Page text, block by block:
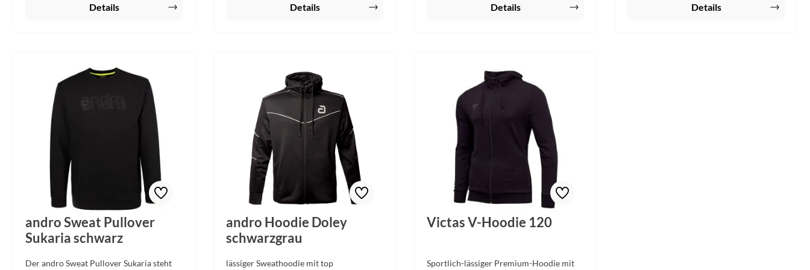
Details
und FreizeitInvestiere in Qualität und
Style mit dem Joola Fleece Hoodie
Details Details Details
andro Sweat Pullover
Sukaria schwarz
Der andro Sweat Pullover Sukaria steht
andro Hoodie Doley
schwarzgrau
lässiger Sweathoodie mit top
Victas V-Hoodie 120
Sportlich-lässiger Premium-Hoodie mit